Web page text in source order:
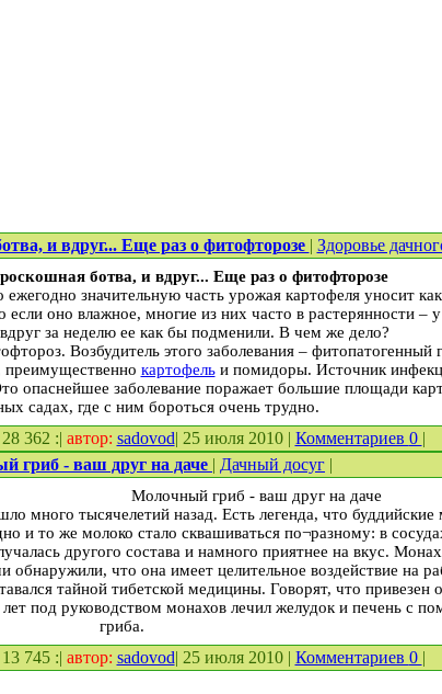
и вдруг... Еще раз о фитофторозе | Здоровье
ботва, и вдруг... Еще раз о фитофторозе
значительную часть урожая картофеля уносит
если оно влажное, многие из них часто в растерянности –
за неделю ее как бы подменили. В чем же дело?
Возбудитель этого заболевания – фитопатогенный
преимущественно картофельи помидоры. Источник
опаснейшее заболевание поражает большие площади
садах, где с ним бороться очень трудно.
362 :| автор: sadovod| 25 июля 2010 | Комментариев 0 |
гриб - ваш друг на даче | Дачный досуг |
Молочный гриб - ваш друг на даче
много тысячелетий назад. Есть легенда, что
и то же молоко стало сквашиваться по¬разному: в
другого состава и намного приятнее на вкус.
что она имеет целительное воздействие на
тайной тибетской медицины. Говорят, что привезен
под руководством монахов лечил желудок и печень с
гриба.
745 :| автор: sadovod| 25 июля 2010 | Комментариев 0 |